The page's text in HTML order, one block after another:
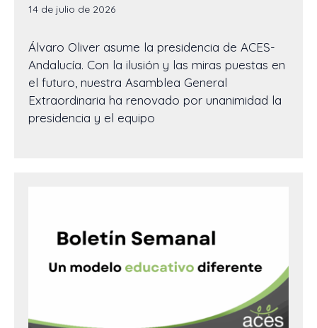
14 de julio de 2026
Álvaro Oliver asume la presidencia de ACES-
Andalucía. Con la ilusión y las miras puestas en
el futuro, nuestra Asamblea General
Extraordinaria ha renovado por unanimidad la
presidencia y el equipo